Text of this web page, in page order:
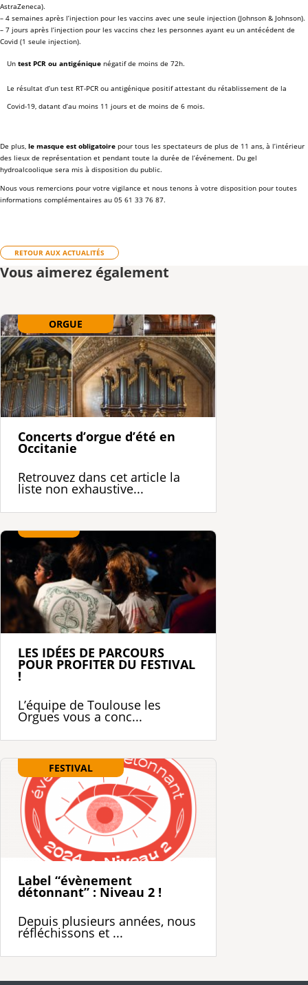
AstraZeneca).
– 4 semaines après l’injection pour les vaccins avec une seule injection (Johnson & Johnson).
– 7 jours après l’injection pour les vaccins chez les personnes ayant eu un antécédent de
Covid (1 seule injection).
Un test PCR ou antigénique négatif de moins de 72h.
Le résultat d’un test RT-PCR ou antigénique positif attestant du rétablissement de la
Covid-19, datant d’au moins 11 jours et de moins de 6 mois.
De plus, le masque est obligatoire pour tous les spectateurs de plus de 11 ans, à l’intérieur
des lieux de représentation et pendant toute la durée de l’événement. Du gel
hydroalcoolique sera mis à disposition du public.
Nous vous remercions pour votre vigilance et nous tenons à votre disposition pour toutes
informations complémentaires au 05 61 33 76 87.
RETOUR AUX ACTUALITÉS
Vous aimerez également
ORGUE
Concerts d’orgue d’été en
Occitanie
Retrouvez dans cet article la
liste non exhaustive...
LES IDÉES DE PARCOURS
POUR PROFITER DU FESTIVAL
!
L’équipe de Toulouse les
Orgues vous a conc...
FESTIVAL
Label “évènement
détonnant” : Niveau 2 !
Depuis plusieurs années, nous
réfléchissons et ...